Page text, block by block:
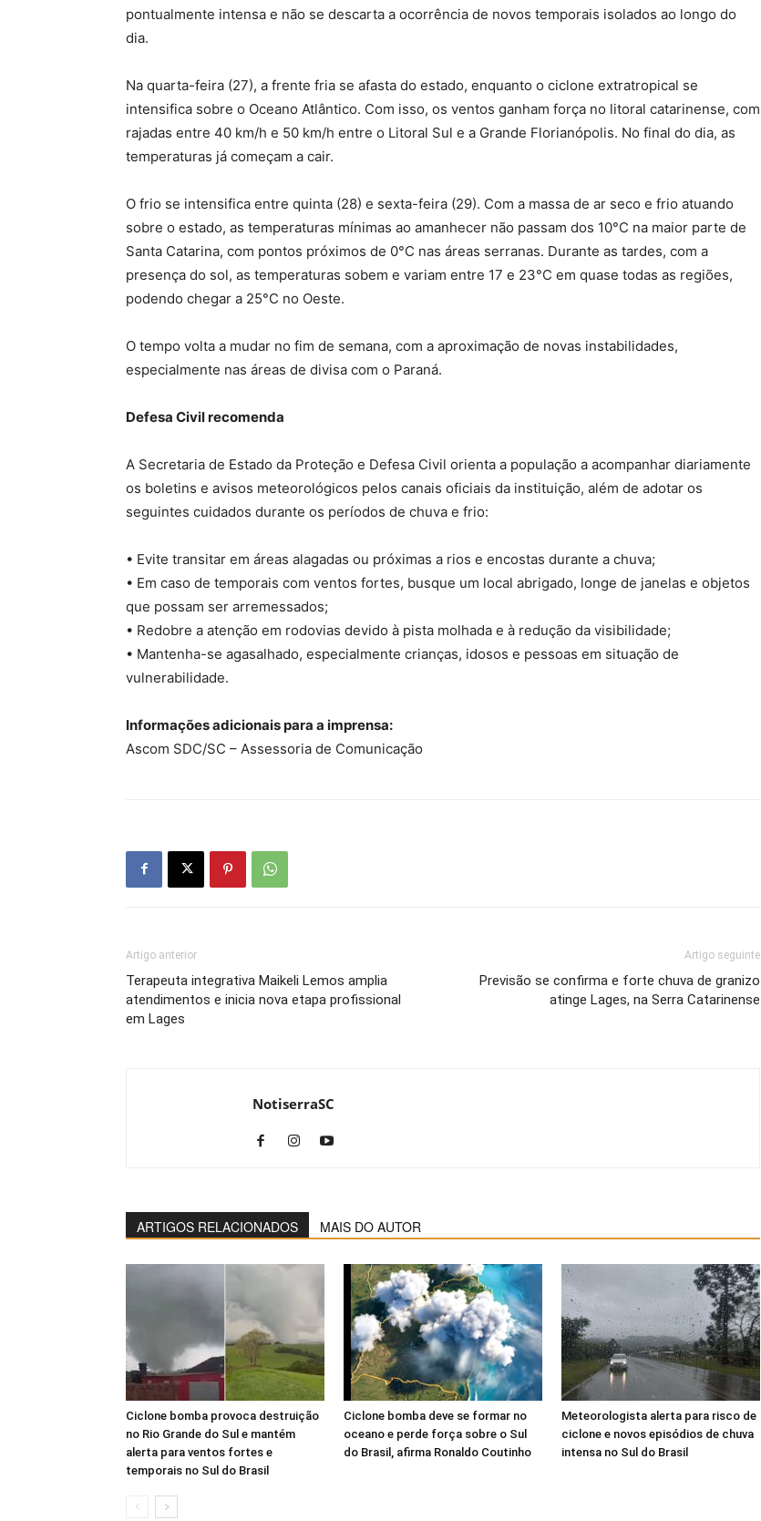
pontualmente intensa e não se descarta a ocorrência de novos temporais isolados ao longo do
dia.
Na quarta-feira (27), a frente fria se afasta do estado, enquanto o ciclone extratropical se
intensifica sobre o Oceano Atlântico. Com isso, os ventos ganham força no litoral catarinense, com
rajadas entre 40 km/h e 50 km/h entre o Litoral Sul e a Grande Florianópolis. No final do dia, as
temperaturas já começam a cair.
O frio se intensifica entre quinta (28) e sexta-feira (29). Com a massa de ar seco e frio atuando
sobre o estado, as temperaturas mínimas ao amanhecer não passam dos 10°C na maior parte de
Santa Catarina, com pontos próximos de 0°C nas áreas serranas. Durante as tardes, com a
presença do sol, as temperaturas sobem e variam entre 17 e 23°C em quase todas as regiões,
podendo chegar a 25°C no Oeste.
O tempo volta a mudar no fim de semana, com a aproximação de novas instabilidades,
especialmente nas áreas de divisa com o Paraná.
Defesa Civil recomenda
A Secretaria de Estado da Proteção e Defesa Civil orienta a população a acompanhar diariamente
os boletins e avisos meteorológicos pelos canais oficiais da instituição, além de adotar os
seguintes cuidados durante os períodos de chuva e frio:
• Evite transitar em áreas alagadas ou próximas a rios e encostas durante a chuva;
• Em caso de temporais com ventos fortes, busque um local abrigado, longe de janelas e objetos
que possam ser arremessados;
• Redobre a atenção em rodovias devido à pista molhada e à redução da visibilidade;
• Mantenha-se agasalhado, especialmente crianças, idosos e pessoas em situação de
vulnerabilidade.
Informações adicionais para a imprensa:
Ascom SDC/SC – Assessoria de Comunicação
Artigo anterior
Terapeuta integrativa Maikeli Lemos amplia
atendimentos e inicia nova etapa profissional
em Lages
Artigo seguinte
Previsão se confirma e forte chuva de granizo
atinge Lages, na Serra Catarinense
NotiserraSC
ARTIGOS RELACIONADOS MAIS DO AUTOR
Ciclone bomba provoca destruição
no Rio Grande do Sul e mantém
alerta para ventos fortes e
temporais no Sul do Brasil
Ciclone bomba deve se formar no
oceano e perde força sobre o Sul
do Brasil, afirma Ronaldo Coutinho
Meteorologista alerta para risco de
ciclone e novos episódios de chuva
intensa no Sul do Brasil